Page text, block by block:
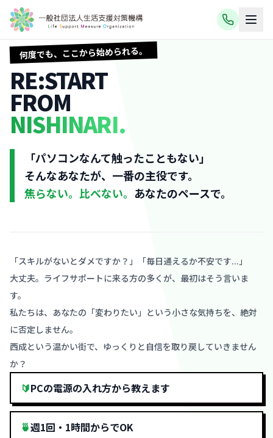
何度でも、ここから始められる。
RE:START
FROM
NISHINARI.
「パソコンなんて触ったこともない」
そんなあなたが、一番の主役です。
焦らない。比べない。 あなたのペースで。
「スキルがないとダメですか？」「毎日通えるか不安です...」
大丈夫。ライフサポートに来る方の多くが、最初はそう言いま
す。
私たちは、あなたの「変わりたい」という小さな気持ちを、絶対
に否定しません。
西成という温かい街で、ゆっくりと自信を取り戻していきません
か？
🔰PCの電源の入れ方から教えます
🍵週1回・1時間からでOK